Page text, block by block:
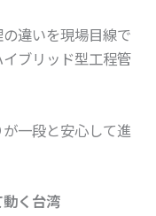
違いを現場目線で
ブリッド型工程管
一段と安心して進
く台湾